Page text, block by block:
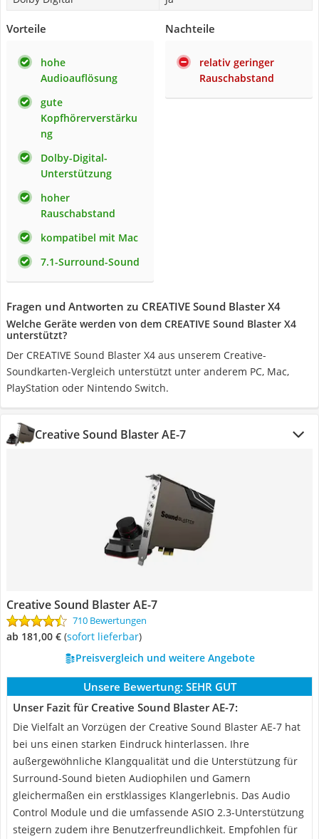
Vorteile
hohe
Audioauflösung
gute
Kopfhörerverstärku
ng
Dolby-Digital-
Unterstützung
hoher
Rauschabstand
kompatibel mit Mac
7.1-Surround-Sound
Nachteile
relativ geringer
Rauschabstand
Fragen und Antworten zu CREATIVE Sound Blaster X4
Welche Geräte werden von dem CREATIVE Sound Blaster X4
unterstützt?
Der CREATIVE Sound Blaster X4 aus unserem Creative-
Soundkarten-Vergleich unterstützt unter anderem PC, Mac,
PlayStation oder Nintendo Switch.
Creative Sound Blaster AE-7
Creative Sound Blaster AE-7
710 Bewertungen
ab 181,00 € ( Sofort lieferbar)
Preisvergleich und weitere Angebote
Unsere Bewertung: SEHR GUT
Unser Fazit für Creative Sound Blaster AE-7:
Die Vielfalt an Vorzügen der Creative Sound Blaster AE-7 hat
bei uns einen starken Eindruck hinterlassen. Ihre
außergewöhnliche Klangqualität und die Unterstützung für
Surround-Sound bieten Audiophilen und Gamern
gleichermaßen ein erstklassiges Klangerlebnis. Das Audio
Control Module und die umfassende ASIO 2.3-Unterstützung
steigern zudem ihre Benutzerfreundlichkeit. Empfohlen für